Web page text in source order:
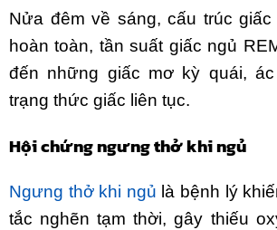
Nửa đêm về sáng, cấu trúc
hoàn toàn, tần suất giấc ngủ
đến những giấc mơ kỳ quái,
trạng thức giấc liên tục.
Hội chứng ngưng thở khi ngủ
Ngưng thở khi ngủ là bệnh lý
tắc nghẽn tạm thời, gây thiếu